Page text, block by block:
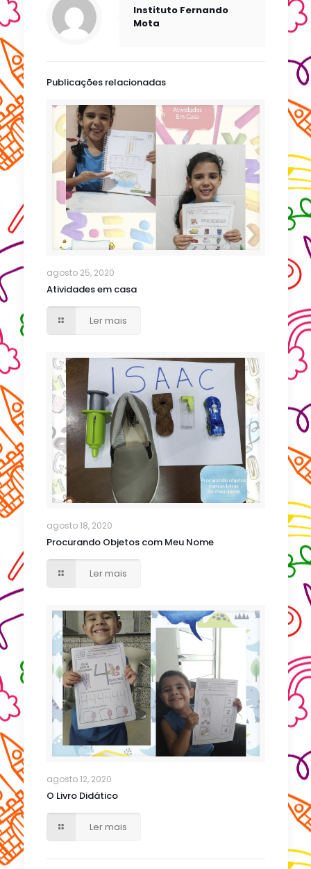
Instituto Fernando
Mota
Publicações relacionadas
agosto 25, 2020
Atividades em casa
Ler mais
agosto 18, 2020
Procurando Objetos com Meu Nome
Ler mais
agosto 12, 2020
O Livro Didático
Ler mais